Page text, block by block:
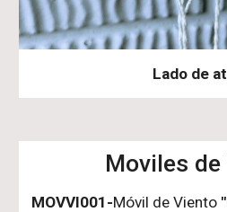
Lado de
Moviles
MOVVI001-Móvil de Viento